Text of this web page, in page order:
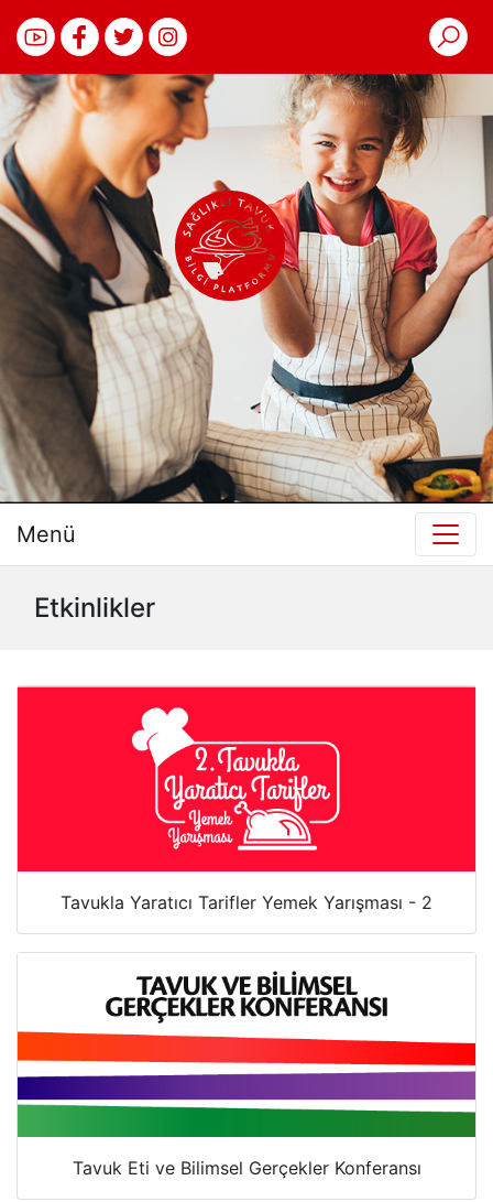
Menü
Etkinlikler
Tavukla Yaratıcı Tarifler Yemek Yarışması - 2
Tavuk Eti ve Bilimsel Gerçekler Konferansı